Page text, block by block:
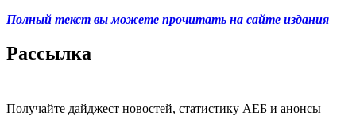
Полный текст вы можете прочитать на сайте издания
Рассылка
Получайте дайджест новостей, статистику АЕБ и анонсы